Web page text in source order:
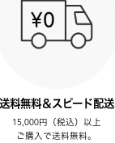
送料無料＆スピード配送
15,000円（税込）以上
ご購入で送料無料。